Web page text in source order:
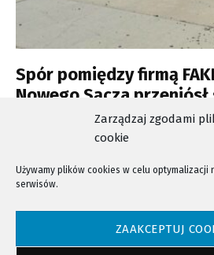
Zarządzaj zgodami
cookie
Używamy plików cookies w celu optymalizacji
serwisów.
ZAAKCEPTUJ
Spór pomiędzy firmą
Nowego Sącza
Rady Miasta
NTV - Nasza Telewizja Sądecka © 2023